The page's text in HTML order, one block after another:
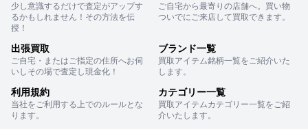
少し意識するだけで査定がアップす
るかもしれません！その方法を伝
授！
ご自宅から最寄りの店舗へ。買い物
ついでにご来店して買取できます。
出張買取
ご自宅・またはご指定の住所へお伺
いしその場で査定し現金化！
ブランド一覧
買取アイテム銘柄一覧をご紹介いた
します。
利用規約
当社をご利用する上でのルールとな
ります。
カテゴリー一覧
買取アイテムカテゴリー一覧をご紹
介いたします。